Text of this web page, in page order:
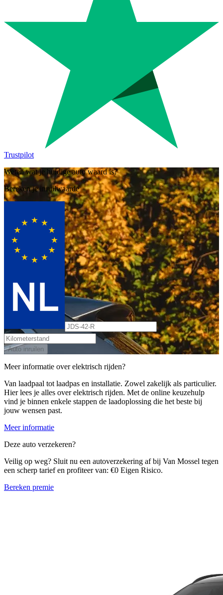
Trustpilot
Weten wat je huidige auto waard is?
Bereken je inruilwaarde
Auto inruilen
Meer informatie over elektrisch rijden?
Van laadpaal tot laadpas en installatie. Zowel zakelijk als particulier.
Hier lees je alles over elektrisch rijden. Met de online keuzehulp
vind je binnen enkele stappen de laadoplossing die het beste bij
jouw wensen past.
Meer informatie
Deze auto verzekeren?
Veilig op weg? Sluit nu een autoverzekering af bij Van Mossel tegen
een scherp tarief en profiteer van: €0 Eigen Risico.
Bereken premie